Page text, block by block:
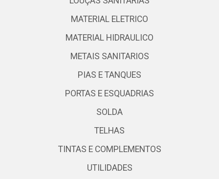
MATERIAL ELETRICO
MATERIAL HIDRAULICO
METAIS SANITARIOS
PIAS E TANQUES
PORTAS E ESQUADRIAS
SOLDA
TELHAS
TINTAS E COMPLEMENTOS
UTILIDADES